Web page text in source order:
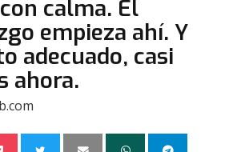
calma. El
empieza ahí. Y
adecuado, casi
ahora.